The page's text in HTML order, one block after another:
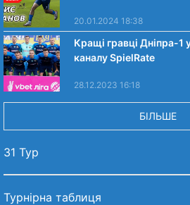
20.01.2024 18:38
Кращі гравці Дніпра-
каналу SpielRate
28.12.2023 16:18
БІЛЬШЕ
31 Тур
Турнірна таблиця